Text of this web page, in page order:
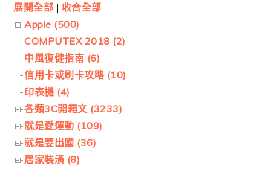
展開全部 | 收合全部
Apple (500)
COMPUTEX 2018 (2)
中風復健指南 (6)
信用卡或刷卡攻略 (10)
印表機 (4)
各類3C開箱文 (3233)
就是愛運動 (109)
就是要出國 (36)
居家裝潢 (8)